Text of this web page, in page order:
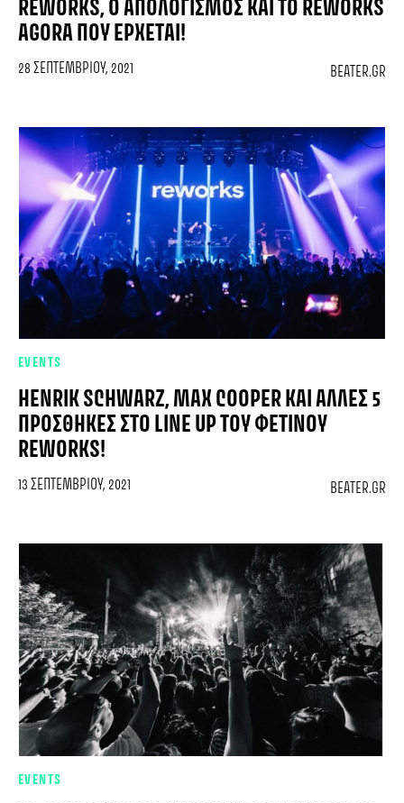
REWORKS, O ΑΠΟΛΟΓΙΣΜΌΣ ΚΑΙ ΤΟ REWORKS
AGORA ΠΟΥ ΈΡΧΕΤΑΙ!
28 ΣΕΠΤΕΜΒΡΊΟΥ, 2021 BEATER.GR
EVENTS
HENRIK SCHWARZ, MAX COOPER ΚΑΙ ΆΛΛΕΣ 5
ΠΡΟΣΘΉΚΕΣ ΣΤΟ LINE UP ΤΟΥ ΦΕΤΙΝΟΎ
REWORKS!
13 ΣΕΠΤΕΜΒΡΊΟΥ, 2021 BEATER.GR
EVENTS